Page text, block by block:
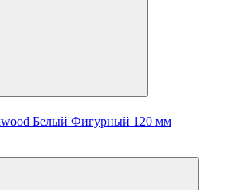
Белый Фигурный 120 мм